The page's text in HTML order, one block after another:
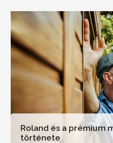
Roland és a prémium
története